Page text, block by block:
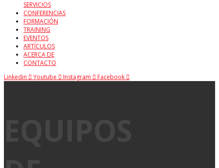
SERVICIOS
CONFERENCIAS
FORMACIÓN
TRAINING
EVENTOS
ARTÍCULOS
ACERCA DE
CONTACTO
Linkedin
Youtube Instagram Facebook